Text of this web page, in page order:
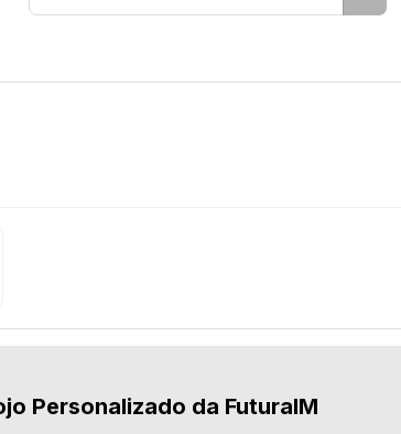
Personalizado da FuturaIM